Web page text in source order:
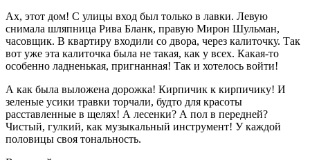
Ах, этот дом! С улицы вход был только в лавки. Левую
снимала шляпница Рива Бланк, правую Мирон Шульман,
часовщик. В квартиру входили со двора, через калиточку. Так
вот уже эта калиточка была не такая, как у всех. Какая-то
особенно ладненькая, пригнанная! Так и хотелось войти!
А как была выложена дорожка! Кирпичик к кирпичику! И
зеленые усики травки торчали, будто для красоты
расставленные в щелях! А лесенки? А пол в передней?
Чистый, гулкий, как музыкальный инструмент! У каждой
половицы своя тональность.